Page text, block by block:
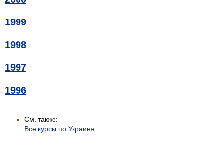
1999
1998
1997
1996
См. также:
Все курсы по Украине